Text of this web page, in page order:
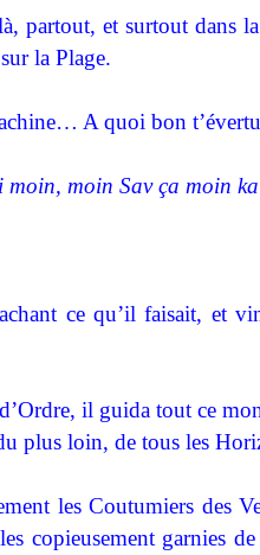
partout, et surtout dans
la Plage.
A quoi bon
moin Sav ça moin
ce qu’il faisait, et
il guida tout ce
plus loin, de tous les
les Coutumiers des
copieusement garnies